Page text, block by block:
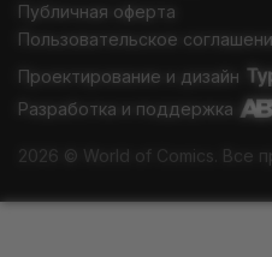
Публичная оферта
Пользовательское
Проектирование и дизайн
Разработка и поддержка
2026 © World of Comics. Все